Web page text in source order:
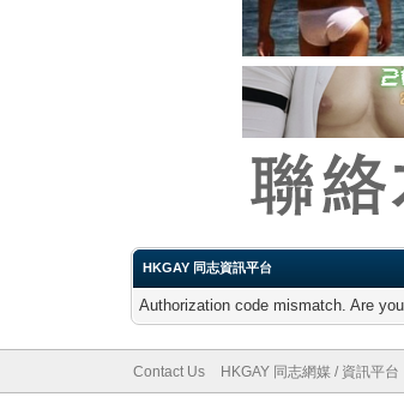
HKGAY 同志資訊平台
Authorization code mismatch. Are
Contact Us HKGAY 同志網媒 / 資訊平台